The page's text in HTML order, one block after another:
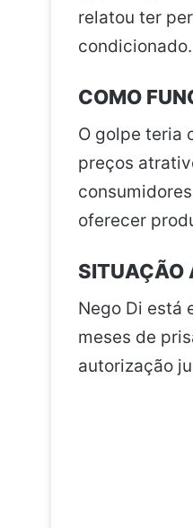
relatou ter
condicionado.
COMO
O golpe teria
preços
oferecer
SITUAÇÃO
Nego Di está
meses de
autorização